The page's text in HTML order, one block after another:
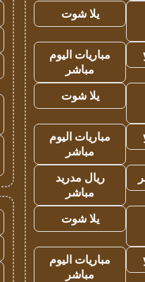
يلا شوت
مباريات اليوم
مباشر
يلا شوت
مباريات اليوم
مباشر
ريال مدريد
مباشر
يلا شوت
مباريات اليوم
مباشر